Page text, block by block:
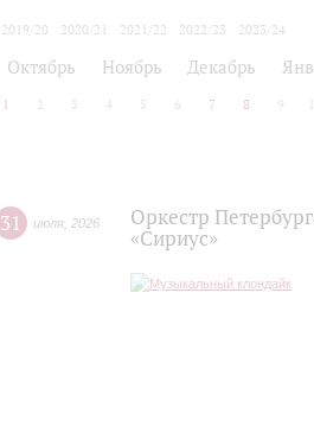
2019/20 2020/21 2021/22 2022/23
2023/24
Октябрь Ноябрь Декабрь
1 2 3 4 5 6 7 8 9
31 июля 2026
Оркестр
«Сириус»